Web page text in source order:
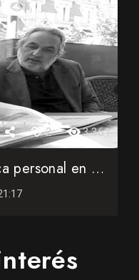
2 3.361
El auge de la informática personal en los años ochenta en ...